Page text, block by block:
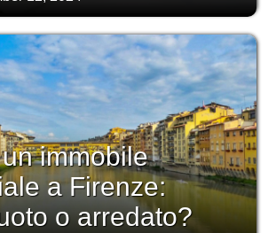
immobile
a Firenze:
o arredato?